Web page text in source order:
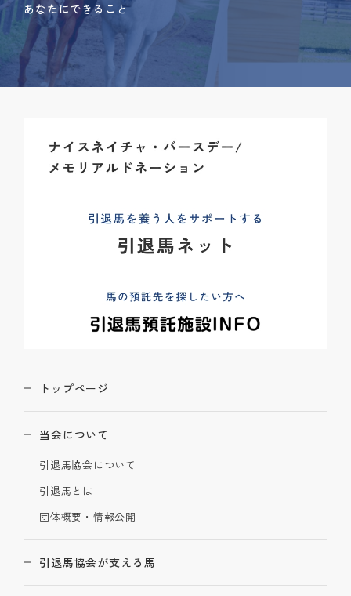
あなたにできること
トップページ
当会について
引退馬協会について
引退馬とは
団体概要・情報公開
引退馬協会が支える馬